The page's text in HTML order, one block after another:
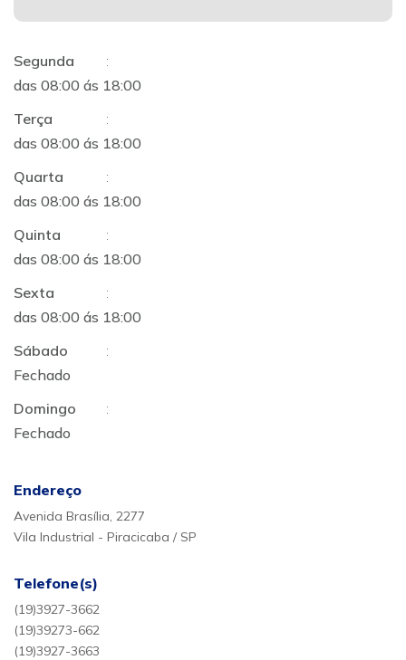
Segunda
:
das 08:00 ás 18:00
Terça
:
das 08:00 ás 18:00
Quarta
:
das 08:00 ás 18:00
Quinta
:
das 08:00 ás 18:00
Sexta
:
das 08:00 ás 18:00
Sábado
:
Fechado
Domingo
:
Fechado
Endereço
Avenida Brasília, 2277
Vila Industrial - Piracicaba / SP
Telefone(s)
(19)3927-3662
(19)39273-662
(19)3927-3663